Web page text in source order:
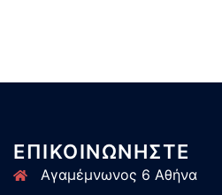
ΕΠΙΚΟΙΝΩΝΗΣΤΕ
Αγαμέμνωνος 6 Αθήνα